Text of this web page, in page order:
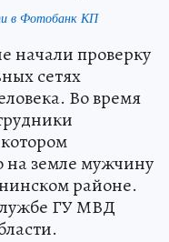
в Фотобанк КП
начали проверку
сетях
Во время
на земле мужчину
районе.
ГУ МВД